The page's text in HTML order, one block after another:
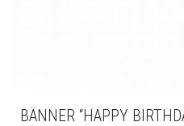
BÄNNER “HAPPY